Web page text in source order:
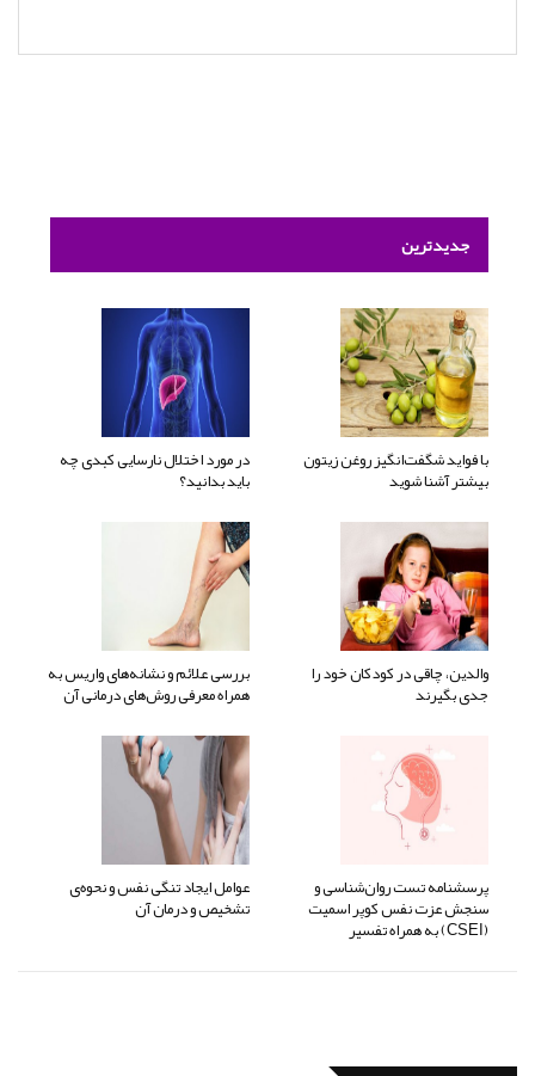
جدیدترین
با فواید شگفت‌انگیز روغن زیتون
بیشتر آشنا شوید
در مورد اختلال نارسایی کبدی چه
باید بدانید؟
والدین، چاقی در کودکان خود را
جدی بگیرند
بررسی علائم و نشانه‌های واریس به
همراه معرفی روش‌های درمانی آن
پرسشنامه تست روان‌شناسی و
سنجش عزت نفس کوپر اسمیت
(CSEI) به همراه تفسیر
عوامل ایجاد تنگی نفس و نحوه‌ی
تشخیص و درمان آن